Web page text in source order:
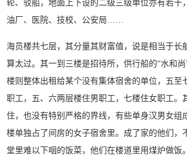
轮、驳船，地面上下设的二级三级单位亦有若干
油厂、医院、技校、公安局……
海员楼共七层，其分量其财富值，说是相当于长
算太过。其一到三楼是招待所，供行船的“水和
楼则整体出租给某个没有集体宿舍的单位，五至
职工，五、六两层楼住男职工，七楼住女职工。
住，也没有特别严格的界线，有些单身汉男女组
楼单独占了间房的女子宿舍里。成了家的他们，
堂里难以下咽的饭菜，他们在楼道里用煤炉做饭。